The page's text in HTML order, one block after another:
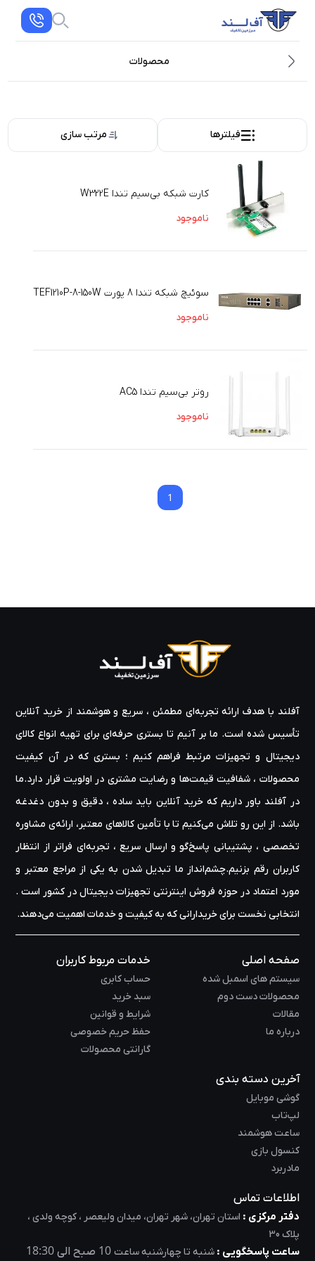
محصولات
فیلترها مرتب سازی
کارت شبکه‌ بی‌سیم تندا W322E
ناموجود
سوئیچ شبکه تندا 8 پورت TEF1210P-8-150W
ناموجود
روتر بی‌سیم تندا AC5
ناموجود
11
آفلند با هدف ارائه‌ تجربه‌ای مطمئن ، سریع و هوشمند از خرید آنلاین
تأسیس شده است. ما بر آنیم تا بستری حرفه‌ای برای تهیه‌ انواع کالای
دیجیتال و تجهیزات مرتبط فراهم کنیم ؛ بستری که در آن کیفیت
محصولات ، شفافیت قیمت‌ها و رضایت مشتری در اولویت قرار دارد.ما
در آفلند باور داریم که خرید آنلاین باید ساده ، دقیق و بدون دغدغه
باشد. از این رو تلاش می‌کنیم تا با تأمین کالاهای معتبر، ارائه‌ی مشاوره‌
تخصصی ، پشتیبانی پاسخ‌گو و ارسال سریع ، تجربه‌ای فراتر از انتظار
کاربران رقم بزنیم.چشم‌انداز ما تبدیل شدن به یکی از مراجع معتبر و
مورد اعتماد در حوزه‌ فروش اینترنتی تجهیزات دیجیتال در کشور است .
انتخابی نخست برای خریدارانی که به کیفیت و خدمات اهمیت می‌دهند.
صفحه اصلی
سیستم های اسمبل شده
محصولات دست دوم
مقالات
درباره ما
خدمات مربوط کاربران
حساب کابری
سبد خرید
شرایط و قوانین
حفظ حریم خصوصی
گارانتی محصولات
آخرین دسته بندی
گوشی موبایل
لپ‌تاب
ساعت هوشمند
کنسول بازی
مادربرد
اطلاعات تماس
دفتر مرکزی : استان تهران، شهر تهران، میدان ولیعصر ، کوچه ولدی ،
پلاک 30
ساعت پاسخگویی : شنبه تا چهارشنبه ساعت 10 صبح الی18:30